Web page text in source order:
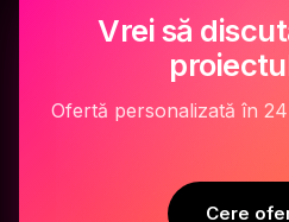
Vrei să
Ofertă personalizată în
Cere